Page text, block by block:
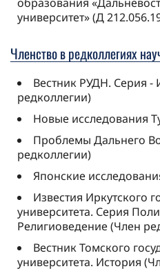
университет» (Д
Членство в редколлегиях
Вестник РУДН. Серия -
редколлегии)
Новые исследования
Проблемы Дальнего
редколлегии)
Японские
Известия Иркутского
университета. Серия
Религиоведение (Член
Вестник Томского
университета. История